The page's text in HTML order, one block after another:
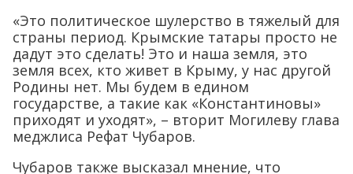
«Это политическое шулерство в тяжелый для
страны период. Крымские татары просто не
дадут это сделать! Это и наша земля, это
земля всех, кто живет в Крыму, у нас другой
Родины нет. Мы будем в едином
государстве, а такие как «Константиновы»
приходят и уходят», – вторит Могилеву глава
меджлиса Рефат Чубаров.
Чубаров также высказал мнение, что